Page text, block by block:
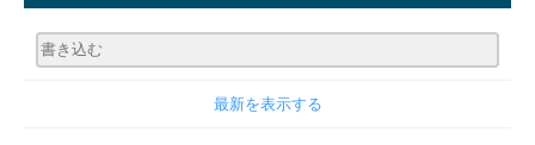
最新を表示する